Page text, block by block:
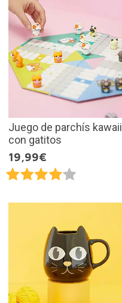
Juego de parchís kawaii
con gatitos
19,99€